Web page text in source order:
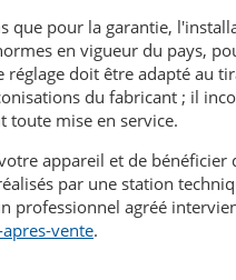
que pour la garantie,
en vigueur du pays,
réglage doit être adapté au
du fabricant ; il
toute mise en service.
appareil et de
par une station
professionnel agréé
vente.